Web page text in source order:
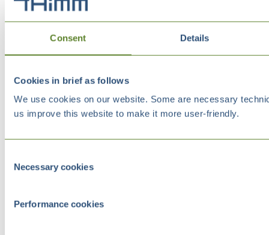
Consent Details
Cookies in brief as follows
We use cookies on our website. Some are necessary
us improve this website to make it more user-friendly.
Selection
Necessary cookies
Performance cookies